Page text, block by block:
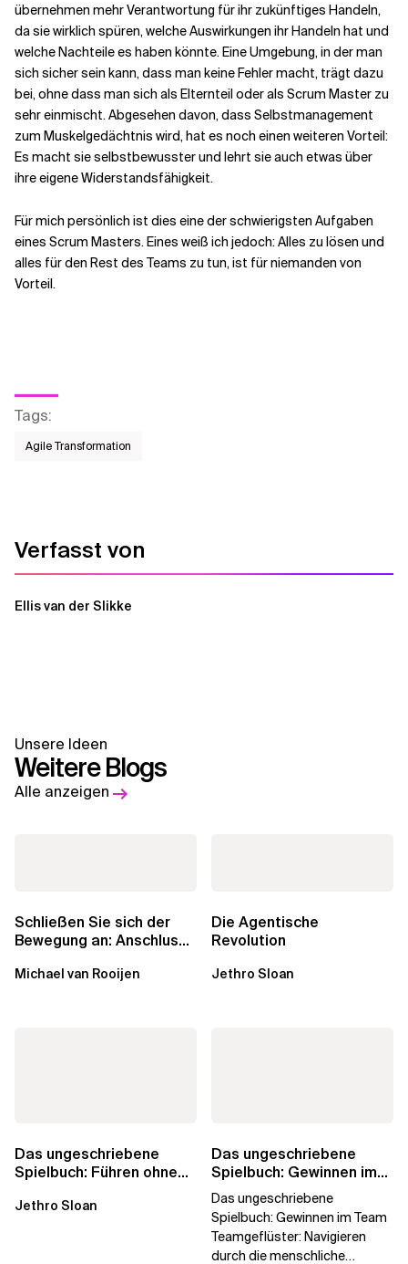
übernehmen mehr Verantwortung für ihr zukünftiges Handeln,
da sie wirklich spüren, welche Auswirkungen ihr Handeln hat und
welche Nachteile es haben könnte. Eine Umgebung, in der man
sich sicher sein kann, dass man keine Fehler macht, trägt dazu
bei, ohne dass man sich als Elternteil oder als Scrum Master zu
sehr einmischt. Abgesehen davon, dass Selbstmanagement
zum Muskelgedächtnis wird, hat es noch einen weiteren Vorteil:
Es macht sie selbstbewusster und lehrt sie auch etwas über
ihre eigene Widerstandsfähigkeit.
Für mich persönlich ist dies eine der schwierigsten Aufgaben
eines Scrum Masters. Eines weiß ich jedoch: Alles zu lösen und
alles für den Rest des Teams zu tun, ist für niemanden von
Vorteil.
Tags:
Agile Transformation
Verfasst von
Ellis van der Slikke
Unsere Ideen
Weitere Blogs
Alle anzeigen
Schließen Sie sich der
Bewegung an: Anschluss
Michael van Rooijen
Die Agentische
Revolution
Jethro Sloan
Das ungeschriebene
Spielbuch: Führen ohne
Jethro Sloan
Das ungeschriebene
Spielbuch: Gewinnen im
Team
Das ungeschriebene
Spielbuch: Gewinnen im Team
Teamgeflüster: Navigieren
durch die menschliche